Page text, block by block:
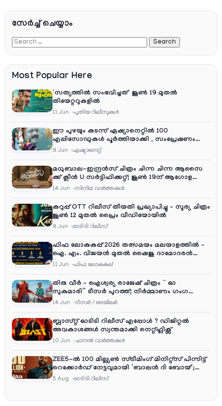
സേര്‍ച്ച്‌ ചെയ്യാം
Most Popular Here
‘സത്യത്തിൽ സംഭവിച്ചത്’ ജൂൺ 19 മുതൽ
തിയേറ്ററുകളിൽ
11 Jun പുതിയ റിലീസുകള്‍
ഈ പുഴയും കടന്ന് ഏഷ്യാനെറ്റിൽ 100
എപ്പിസോഡുകൾ പൂർത്തിയാക്കി , സംപ്രേഷണം
തിങ്കൾ മുതൽ വെള്ളി വരെ രാത്രി 9:30 ന്
9 Jun ഏഷ്യാനെറ്റ്‌
മധുബാല-ഇന്ദ്രൻസ് ചിത്രം ചിന്ന ചിന്ന ആസൈ
ക്ക് ക്ലീൻ U സർട്ടിഫിക്കറ്റ്; ജൂൺ 19ന് ആഗോള
റിലീസ്
14 Jun സിനിമ വാര്‍ത്തകള്‍
കറുപ്പ് OTT റിലീസ് തീയതി പ്രഖ്യാപിച്ചു – സൂര്യ ചിത്രം
ജൂൺ 12 മുതൽ പ്രൈം വീഡിയോയിൽ
9 Jun ഓടിടി റിലീസ്
ഫിഫ ലോകകപ്പ് 2026 തത്സമയം മലയാളത്തിൽ –
ഐ. എം. വിജയൻ മുതൽ ഷൈജു ദാമോദരൻ
വരെ കമന്ററി സംഘത്തിൽ
11 Jun ഫിഫ ലോകകപ്പ്
തിരു വീർ – ഐശ്വര്യ രാജേഷ് ചിത്രം ” ഓ
സുകുമാരി” ടീസർ പുറത്ത്; നിർമ്മാണം ഗംഗ
എന്റർടൈൻമെന്റ്‌സ്
14 Jun ടീസര്‍ / ട്രെയിലര്‍
ബ്ലാസ്റ്റ് ഓടിടി റിലീസ് എപ്പോൾ ? ഡിജിറ്റൽ
അവകാശങ്ങൾ സ്വന്തമാക്കി നെറ്റ്ഫ്ലിക്സ്
10 Jun ചാനല്‍ വാര്‍ത്തകള്‍
ZEE5-ൽ 100 മില്ല്യൺ സ്ട്രീമിംഗ് മിനിറ്റ്സ് പിന്നിട്ട്
റെക്കോർഡ് നേട്ടവുമായി ‘ബാലൻ ദി ബോയ്’;
ചിദംബരം ചിത്രം ഒടിടിയിലും വമ്പൻ ഹിറ്റ്
5 Aug ഓടിടി റിലീസ്